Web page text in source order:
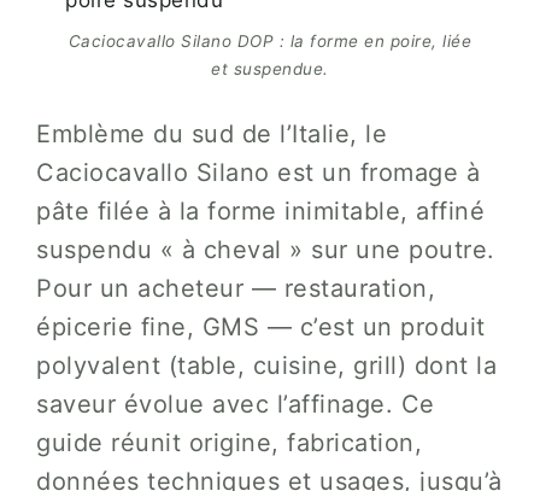
Caciocavallo Silano DOP : la forme en poire, liée
et suspendue.
Emblème du sud de l’Italie, le
Caciocavallo Silano est un fromage à
pâte filée à la forme inimitable, affiné
suspendu « à cheval » sur une poutre.
Pour un acheteur — restauration,
épicerie fine, GMS — c’est un produit
polyvalent (table, cuisine, grill) dont la
saveur évolue avec l’affinage. Ce
guide réunit origine, fabrication,
données techniques et usages, jusqu’à